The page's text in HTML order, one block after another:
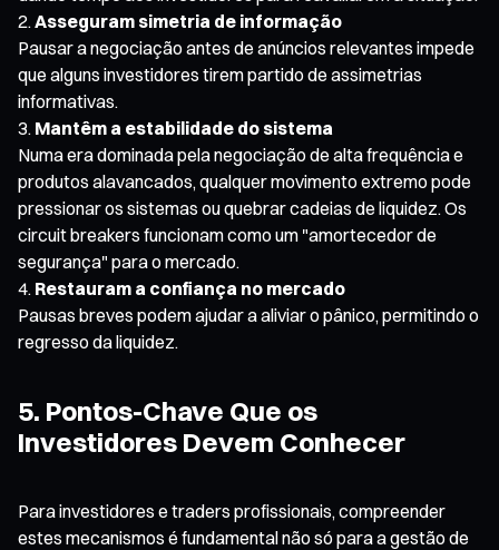
Asseguram simetria de informação
Pausar a negociação antes de anúncios relevantes impede
que alguns investidores tirem partido de assimetrias
informativas.
Mantêm a estabilidade do sistema
Numa era dominada pela negociação de alta frequência e
produtos alavancados, qualquer movimento extremo pode
pressionar os sistemas ou quebrar cadeias de liquidez. Os
circuit breakers funcionam como um "amortecedor de
segurança" para o mercado.
Restauram a confiança no mercado
Pausas breves podem ajudar a aliviar o pânico, permitindo o
regresso da liquidez.
5. Pontos-Chave Que os
Investidores Devem Conhecer
Para investidores e traders profissionais, compreender
estes mecanismos é fundamental não só para a gestão de